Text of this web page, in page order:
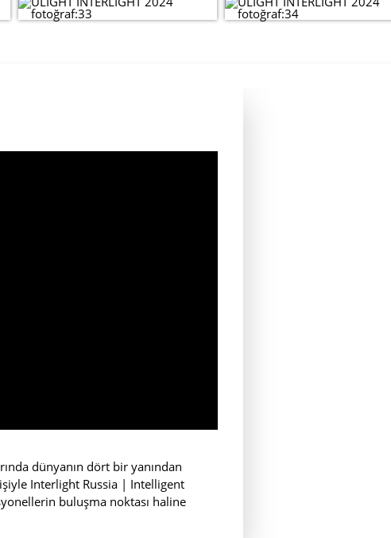
dünyanın dört bir yanından
Interlight Russia | Intelligent
buluşma noktası haline